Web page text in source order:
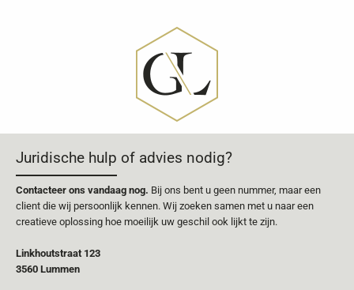
Juridische hulp of advies nodig?
Contacteer ons vandaag nog. Bij ons bent u geen nummer, maar een
client die wij persoonlijk kennen. Wij zoeken samen met u naar een
creatieve oplossing hoe moeilijk uw geschil ook lijkt te zijn.
Linkhoutstraat 123
3560 Lummen